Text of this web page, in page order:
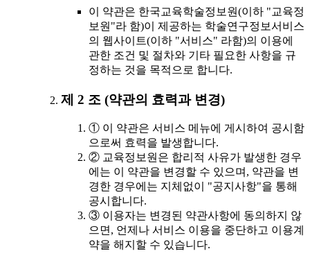
이 약관은 한국교육학술정보원(이하 "교육정
보원"라 함)이 제공하는 학술연구정보서비스
의 웹사이트(이하 "서비스" 라함)의 이용에
관한 조건 및 절차와 기타 필요한 사항을 규
정하는 것을 목적으로 합니다.
제 2 조 (약관의 효력과 변경)
① 이 약관은 서비스 메뉴에 게시하여 공시함
으로써 효력을 발생합니다.
② 교육정보원은 합리적 사유가 발생한 경우
에는 이 약관을 변경할 수 있으며, 약관을 변
경한 경우에는 지체없이 "공지사항"을 통해
공시합니다.
③ 이용자는 변경된 약관사항에 동의하지 않
으면, 언제나 서비스 이용을 중단하고 이용계
약을 해지할 수 있습니다.